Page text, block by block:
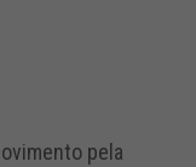
pela